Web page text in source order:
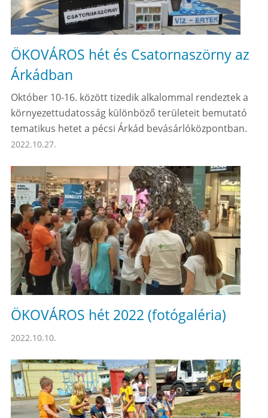
ÖKOVÁROS hét és Csatornaszörny az
Árkádban
Október 10-16. között tizedik alkalommal rendeztek a
környezettudatosság különböző területeit bemutató
tematikus hetet a pécsi Árkád bevásárlóközpontban.
2022.10.27.
ÖKOVÁROS hét 2022 (fotógaléria)
2022.10.10.